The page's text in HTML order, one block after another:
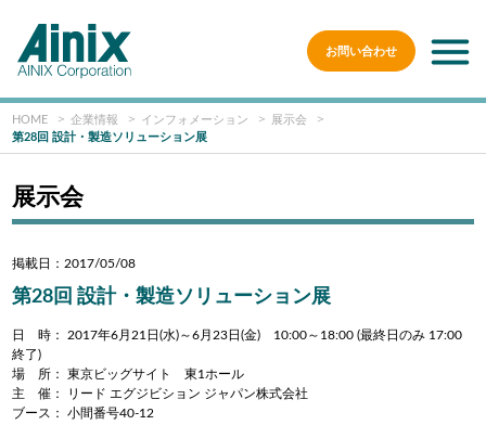
お問い合わせ
HOME 企業情報 インフォメーション
展示会
第28回 設計・製造ソリューション展
展示会
掲載日：2017/05/08
第28回 設計・製造ソリューション展
日 時： 2017年6月21日(水)～6月23日(金) 10:00～18:00 (最終日のみ 17:00
終了)
場 所： 東京ビッグサイト 東1ホール
主 催： リード エグジビション ジャパン株式会社
ブース： 小間番号40-12